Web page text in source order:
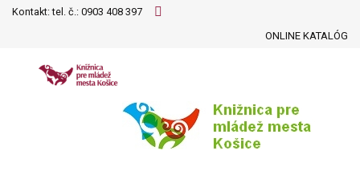
Kontakt: tel. č.: 0903 408 397
ONLINE KATALÓG